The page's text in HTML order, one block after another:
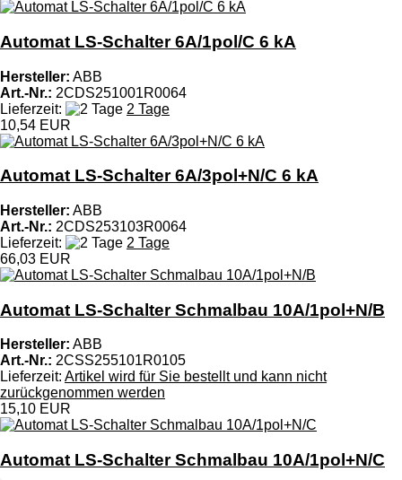
Automat LS-Schalter 6A/1pol/C 6 kA
Hersteller: ABB
Art.-Nr.: 2CDS251001R0064
Lieferzeit:
2 Tage
10,54 EUR
Automat LS-Schalter 6A/3pol+N/C 6 kA
Hersteller: ABB
Art.-Nr.: 2CDS253103R0064
Lieferzeit:
2 Tage
66,03 EUR
Automat LS-Schalter Schmalbau 10A/1pol+N/B
Hersteller: ABB
Art.-Nr.: 2CSS255101R0105
Lieferzeit: Artikel wird für Sie bestellt und kann nicht
zurückgenommen werden
15,10 EUR
Automat LS-Schalter Schmalbau 10A/1pol+N/C